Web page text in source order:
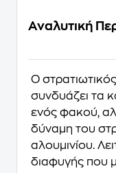
Αναλυτική
Ο
συνδυάζει τα
ενός φακού,
δύναμη του
αλουμινίου.
διαφυγής που